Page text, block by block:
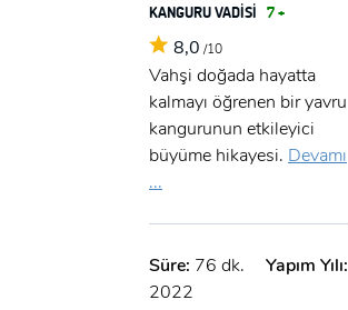
KANGURU VADİSİ 7 +
8,0 /10
Vahşi doğada hayatta
kalmayı öğrenen bir yavru
kangurunun etkileyici
büyüme hikayesi. Devamı
...
Süre: 76 dk.
Yapım Yılı:
2022